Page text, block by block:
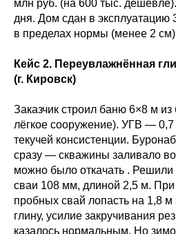
млн руб. (на 600 тыс.
дня. Дом сдан в эксплуатацию
в пределах нормы (менее 2
Кейс 2. Переувлажнённая
(г. Кировск)
Заказчик строил баню 6×8 м из
лёгкое сооружение). УГВ — 0,7
текучей консистенции.
сразу — скважины заливало
можно было откачать .
сваи 108 мм, длиной 2,5 м. При
пробных свай лопасть на 1,8
глину, усилие закручивания
казалось нормальным. Но